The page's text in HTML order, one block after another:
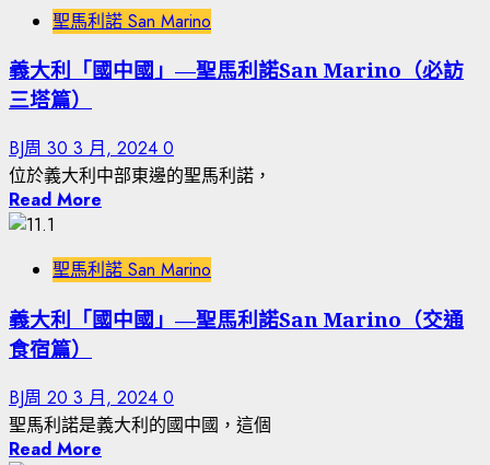
聖馬利諾 San Marino
義大利「國中國」—聖馬利諾San Marino（必訪
三塔篇）
BJ周 30 3 月, 2024 0
位於義大利中部東邊的聖馬利諾，
Read More
聖馬利諾 San Marino
義大利「國中國」—聖馬利諾San Marino（交通
食宿篇）
BJ周 20 3 月, 2024 0
聖馬利諾是義大利的國中國，這個
Read More